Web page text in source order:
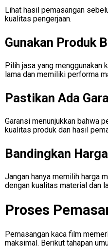
Lihat hasil pemasangan
kualitas pengerjaan.
Gunakan Produk
Pilih jasa yang menggunakan
lama dan memiliki performa
Pastikan Ada
Garansi menunjukkan bahwa
kualitas produk dan hasil
Bandingkan Harga
Jangan hanya memilih harga
dengan kualitas material dan
Proses
Pemasangan kaca film
maksimal. Berikut tahapan